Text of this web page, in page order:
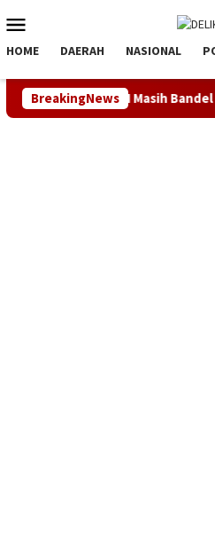
ke
kontenMobile
HOME DAERAH NASIONAL
BreakingNews
Ciptamarga II Masih Bandel